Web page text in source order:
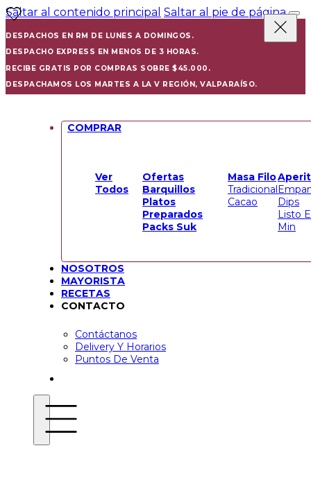
Saltar al contenido principal Saltar al pie de página
DESPACHOS EN RM DE LUNES A DOMINGOS.
DESPACHO EXPRESS EN MENOS DE 3 HORAS.
RECIBE GRATIS POR COMPRAS SOBRE $45.000.
DESPACHAMOS LOS MARTES A LA V REGIÓN, VALPARAÍSO.
COMPRAR
Ver
Todos
Ofertas
Barquillos
Platos
Preparados
Packs Suk
Masa Filo
Tradicional
Cacao
Dips
Listo
Min
NOSOTROS
MAYORISTA
RECETAS
CONTACTO
Contáctanos
Delivery Y Horarios
Puntos De Venta